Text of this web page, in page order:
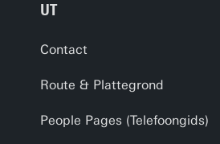
UT
Contact
Route & Plattegrond
People Pages (Telefoongids)